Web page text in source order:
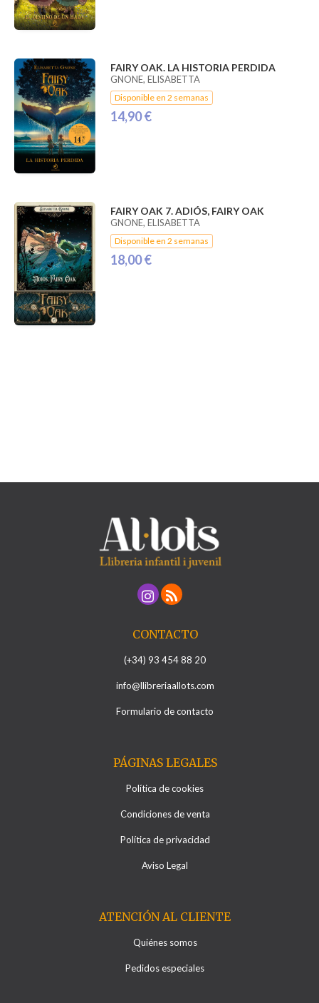
FAIRY OAK. LA HISTORIA PERDIDA
GNONE, ELISABETTA
Disponible en 2 semanas
14,90 €
FAIRY OAK 7. ADIÓS, FAIRY OAK
GNONE, ELISABETTA
Disponible en 2 semanas
18,00 €
CONTACTO
(+34) 93 454 88 20
info@llibreriaallots.com
Formulario de contacto
PÁGINAS LEGALES
Política de cookies
Condiciones de venta
Política de privacidad
Aviso Legal
ATENCIÓN AL CLIENTE
Quiénes somos
Pedidos especiales